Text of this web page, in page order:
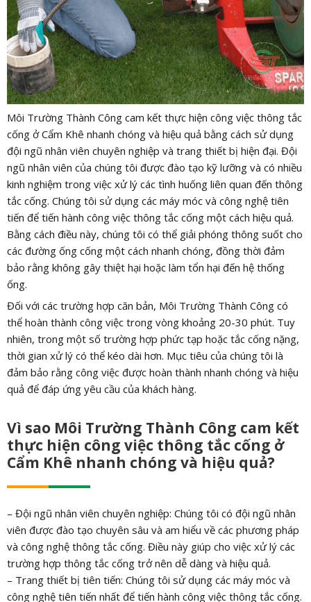
Môi Trường Thành Công cam kết thực hiện công việc thông tắc
cống ở Cẩm Khê nhanh chóng và hiệu quả bằng cách sử dụng
đội ngũ nhân viên chuyên nghiệp và trang thiết bị hiện đại. Đội
ngũ nhân viên của chúng tôi được đào tạo kỹ lưỡng và có nhiều
kinh nghiệm trong việc xử lý các tình huống liên quan đến thông
tắc cống. Chúng tôi sử dụng các máy móc và công nghệ tiên
tiến để tiến hành công việc thông tắc cống một cách hiệu quả.
Bằng cách điều này, chúng tôi có thể giải phóng thông suốt cho
các đường ống cống một cách nhanh chóng, đồng thời đảm
bảo rằng không gây thiệt hại hoặc làm tổn hại đến hệ thống
ống.
Đối với các trường hợp căn bản, Môi Trường Thành Công có
thể hoàn thành công việc trong vòng khoảng 20-30 phút. Tuy
nhiên, trong một số trường hợp phức tạp hoặc tắc cống nặng,
thời gian xử lý có thể kéo dài hơn. Mục tiêu của chúng tôi là
đảm bảo rằng công việc được hoàn thành nhanh chóng và hiệu
quả để đáp ứng yêu cầu của khách hàng.
Vì sao Môi Trường Thành Công cam kết
thực hiện công việc thông tắc cống ở
Cẩm Khê nhanh chóng và hiệu quả?
– Đội ngũ nhân viên chuyên nghiệp: Chúng tôi có đội ngũ nhân
viên được đào tạo chuyên sâu và am hiểu về các phương pháp
và công nghệ thông tắc cống. Điều này giúp cho việc xử lý các
trường hợp thông tắc cống trở nên dễ dàng và hiệu quả.
– Trang thiết bị tiên tiến: Chúng tôi sử dụng các máy móc và
công nghệ tiên tiến nhất để tiến hành công việc thông tắc cống.